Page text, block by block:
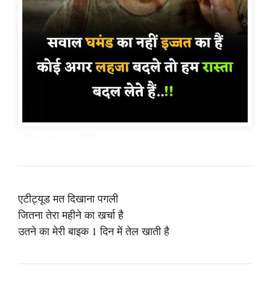
एटीट्यूड मत दिखाना पगली
जितना तेरा महीने का खर्चा है
उतने का मेरी बाइक 1 दिन में तेल खाती है